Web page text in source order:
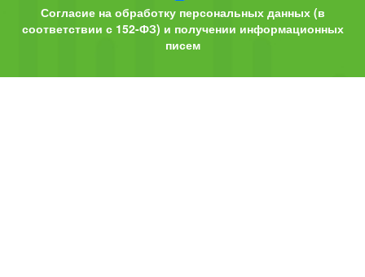
Согласие на обработку персональных данных (в
соответствии с 152-ФЗ) и получении информационных
писем